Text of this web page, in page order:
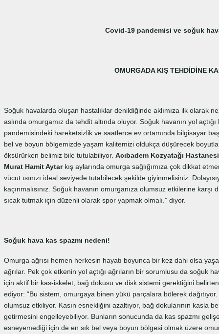
Covid-19 pandemisi ve soğuk
OMURGADA KIŞ TEHDİDİNE
Soğuk havalarda oluşan hastalıklar denildiğinde aklımıza ilk olarak
aslında omurgamız da tehdit altında oluyor. Soğuk havanın yol
pandemisindeki hareketsizlik ve saatlerce ev ortamında bilgisayar
bel ve boyun bölgemizde yaşam kalitemizi oldukça düşürecek
öksürürken belimiz bile tutulabiliyor. Acıbadem Kozyatağı
Murat Hamit Aytar kış aylarında omurga sağlığımıza çok dikkat
vücut ısınızı ideal seviyede tutabilecek şekilde giyinmelisiniz.
kaçınmalısınız. Soğuk havanın omurganıza olumsuz etkilerine
sıcak tutmak için düzenli olarak spor yapmak olmalı.” diyor.
Soğuk hava kas spazmı nedeni!
Omurga ağrısı hemen herkesin hayatı boyunca bir kez dahi olsa
ağrılar. Pek çok etkenin yol açtığı ağrıların bir sorumlusu da soğuk
için aktif bir kas-iskelet, bağ dokusu ve disk sistemi gerektiğini
ediyor: “Bu sistem, omurgaya binen yükü parçalara bölerek
olumsuz etkiliyor. Kasın esnekliğini azaltıyor, bağ dokularının kasla
getirmesini engelleyebiliyor. Bunların sonucunda da kas spazmı
esneyemediği için de en sık bel veya boyun bölgesi olmak üzere